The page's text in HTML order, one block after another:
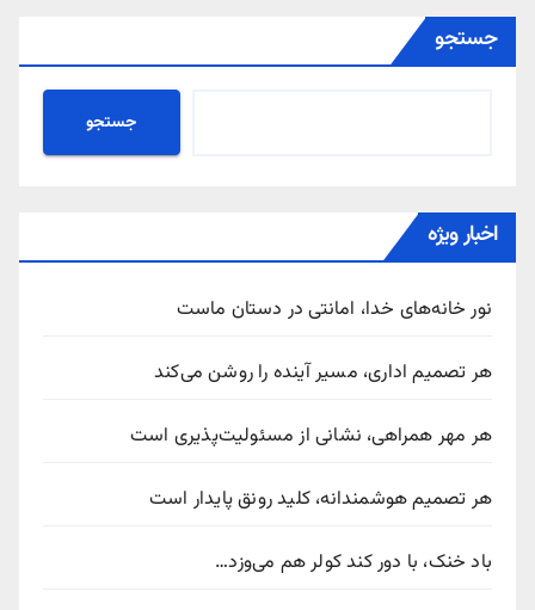
جستجو
جستجو
اخبار ویژه
نور خانه‌های خدا، امانتی در دستان ماست
هر تصمیم اداری، مسیر آینده را روشن می‌کند
هر مهر همراهی، نشانی از مسئولیت‌پذیری است
هر تصمیم هوشمندانه، کلید رونق پایدار است
باد خنک، با دور کند کولر هم می‌وزد…